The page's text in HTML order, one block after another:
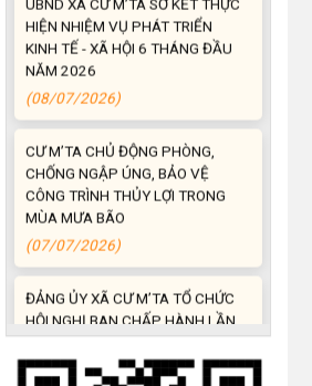
KINH TẾ - XÃ HỘI 6 THÁNG ĐẦU
NĂM 2026
(08/07/2026)
CƯ M’TA CHỦ ĐỘNG PHÒNG,
CHỐNG NGẬP ÚNG, BẢO VỆ
CÔNG TRÌNH THỦY LỢI TRONG
MÙA MƯA BÃO
(07/07/2026)
ĐẢNG ỦY XÃ CƯ M’TA TỔ CHỨC
HỘI NGHỊ BAN CHẤP HÀNH LẦN
THỨ SÁU (MỞ RỘNG)